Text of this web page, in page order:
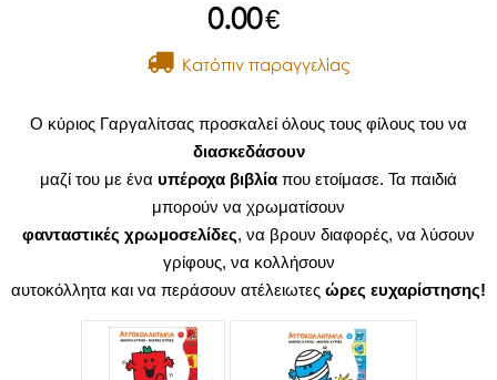
0.00€
Kατόπιν παραγγελίας
Ο κύριος Γαργαλίτσας προσκαλεί όλους τους φίλους του να
διασκεδάσουν
μαζί του με ένα υπέροχα βιβλία που ετοίμασε. Τα παιδιά
μπορούν να χρωματίσουν
φανταστικές χρωμοσελίδες, να βρουν διαφορές, να λύσουν
γρίφους, να κολλήσουν
αυτοκόλλητα και να περάσουν ατέλειωτες ώρες ευχαρίστησης!